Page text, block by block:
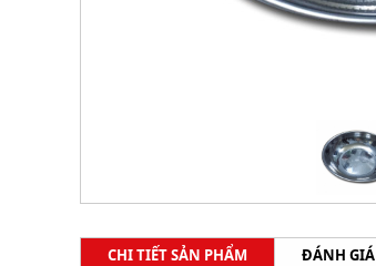
CHI TIẾT SẢN PHẨM ĐÁNH GIÁ